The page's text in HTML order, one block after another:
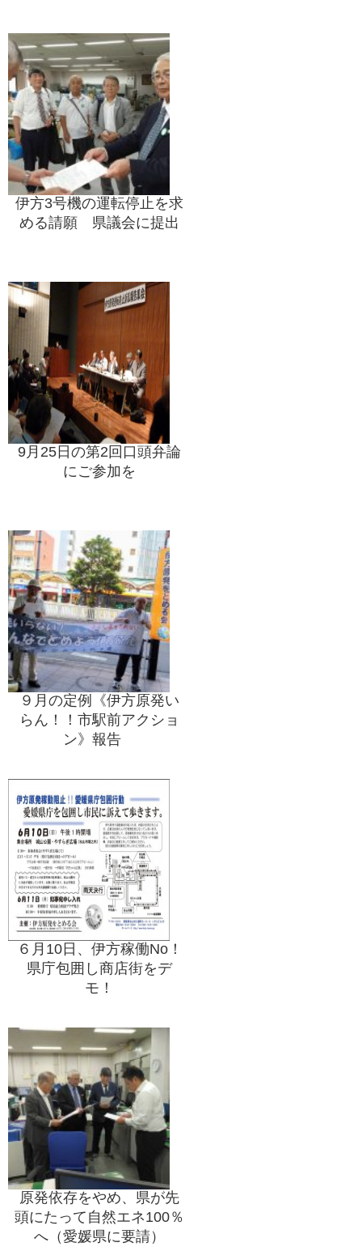
伊方3号機の運転停止を求
める請願 県議会に提出
9月25日の第2回口頭弁論
にご参加を
９月の定例《伊方原発い
らん！！市駅前アクショ
ン》報告
６月10日、伊方稼働No！
県庁包囲し商店街をデ
モ！
原発依存をやめ、県が先
頭にたって自然エネ100％
へ（愛媛県に要請）